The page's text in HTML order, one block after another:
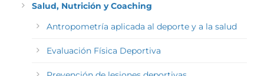
Salud, Nutrición y Coaching
Antropometría aplicada al deporte y a la salud
Evaluación Física Deportiva